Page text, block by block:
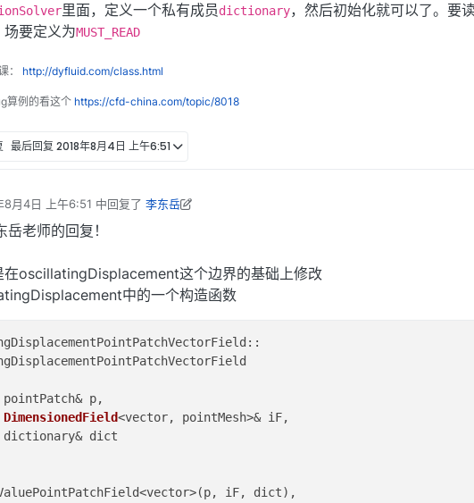
里面，定义一个私有成员dictionary，然后初始化就可以了。要
要定义为MUST_READ
： http://dyfluid.com/class.html
算例的看这个 https://cfd-china.com/topic/8018
最后回复 2018年8月4日 上午6:51
8月4日 上午6:51 中回复了 李东岳
岳 编辑2018年8月11日 上午5:33
老师的回复！
在oscillatingDisplacement这个边界的基础上修改
中的一个构造函数
::
pointPatch& p,
DimensionedField<vector, pointMesh>& iF,
dictionary& dict
iF, dict),